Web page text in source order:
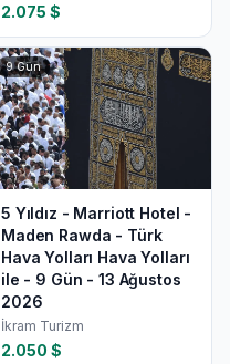
2.075 $
9Gün
5 Yıldız - Marriott Hotel -
Maden Rawda - Türk
Hava Yolları Hava Yolları
ile - 9 Gün - 13 Ağustos
2026
İkram Turizm
2.050 $